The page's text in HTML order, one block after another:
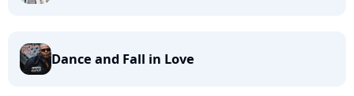
Dance and Fall in Love